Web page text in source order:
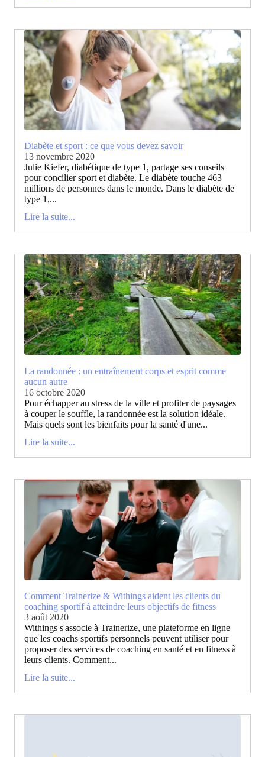
Diabète et sport : ce que vous devez savoir
13 novembre 2020
Julie Kiefer, diabétique de type 1, partage ses conseils
pour concilier sport et diabète. Le diabète touche 463
millions de personnes dans le monde. Dans le diabète de
type 1,...
Lire la suite...
La randonnée : un entraînement corps et esprit comme
aucun autre
16 octobre 2020
Pour échapper au stress de la ville et profiter de paysages
à couper le souffle, la randonnée est la solution idéale.
Mais quels sont les bienfaits pour la santé d'une...
Lire la suite...
Comment Trainerize & Withings aident les clients du
coaching sportif à atteindre leurs objectifs de fitness
3 août 2020
Withings s'associe à Trainerize, une plateforme en ligne
que les coachs sportifs personnels peuvent utiliser pour
proposer des services de coaching en santé et en fitness à
leurs clients. Comment...
Lire la suite...